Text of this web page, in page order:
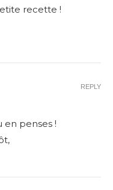
recette !
en penses !
REPLY